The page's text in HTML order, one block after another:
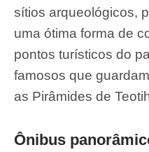
sítios arqueológicos,
uma ótima forma de
pontos turísticos do
famosos que
as Pirâmides de
Ônibus